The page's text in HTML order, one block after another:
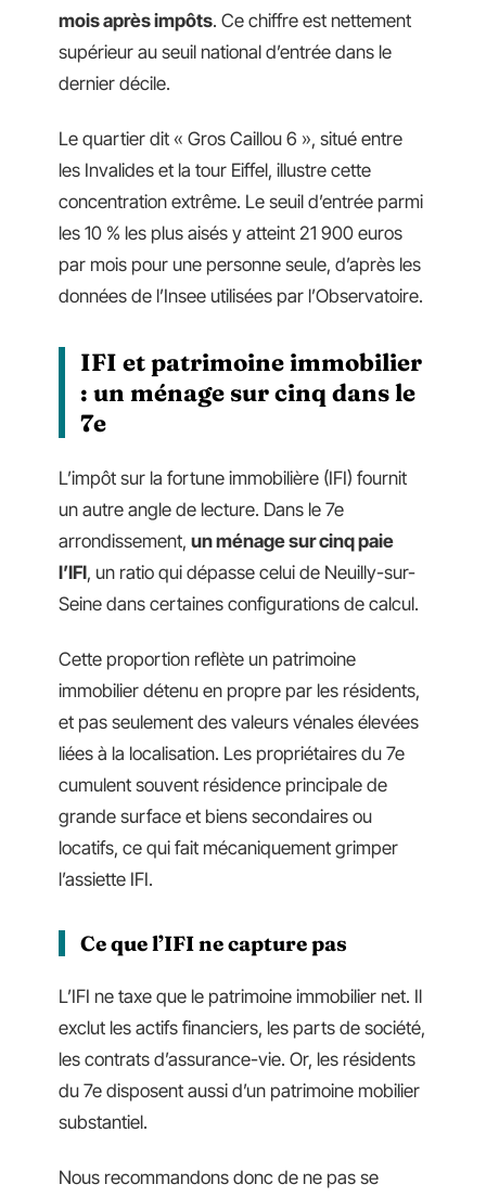
mois après impôts. Ce chiffre est nettement
supérieur au seuil national d’entrée dans le
dernier décile.
Le quartier dit « Gros Caillou 6 », situé entre
les Invalides et la tour Eiffel, illustre cette
concentration extrême. Le seuil d’entrée parmi
les 10 % les plus aisés y atteint 21 900 euros
par mois pour une personne seule, d’après les
données de l’Insee utilisées par l’Observatoire.
IFI et patrimoine immobilier
: un ménage sur cinq dans le
7e
L’impôt sur la fortune immobilière (IFI) fournit
un autre angle de lecture. Dans le 7e
arrondissement, un ménage sur cinq paie
l’IFI, un ratio qui dépasse celui de Neuilly-sur-
Seine dans certaines configurations de calcul.
Cette proportion reflète un patrimoine
immobilier détenu en propre par les résidents,
et pas seulement des valeurs vénales élevées
liées à la localisation. Les propriétaires du 7e
cumulent souvent résidence principale de
grande surface et biens secondaires ou
locatifs, ce qui fait mécaniquement grimper
l’assiette IFI.
Ce que l’IFI ne capture pas
L’IFI ne taxe que le patrimoine immobilier net. Il
exclut les actifs financiers, les parts de société,
les contrats d’assurance-vie. Or, les résidents
du 7e disposent aussi d’un patrimoine mobilier
substantiel.
Nous recommandons donc de ne pas se